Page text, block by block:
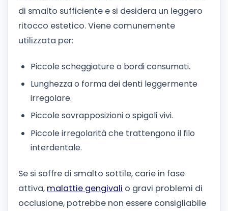
di smalto sufficiente e si desidera un leggero
ritocco estetico. Viene comunemente
utilizzata per:
Piccole scheggiature o bordi consumati.
Lunghezza o forma dei denti leggermente
irregolare.
Piccole sovrapposizioni o spigoli vivi.
Piccole irregolarità che trattengono il filo
interdentale.
Se si soffre di smalto sottile, carie in fase
attiva, malattie gengivali o gravi problemi di
occlusione, potrebbe non essere consigliabile